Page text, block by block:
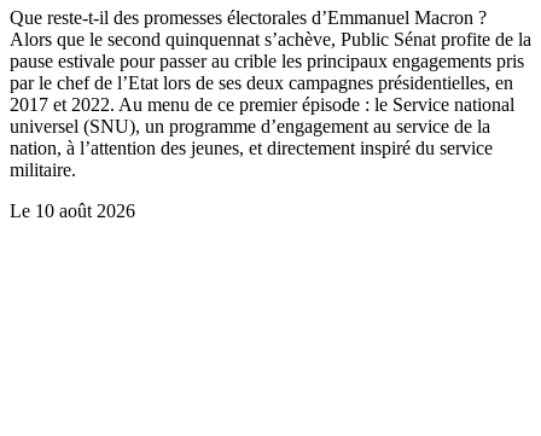
Que reste-t-il des promesses électorales d’Emmanuel Macron ?
Alors que le second quinquennat s’achève, Public Sénat profite de la
pause estivale pour passer au crible les principaux engagements pris
par le chef de l’Etat lors de ses deux campagnes présidentielles, en
2017 et 2022. Au menu de ce premier épisode : le Service national
universel (SNU), un programme d’engagement au service de la
nation, à l’attention des jeunes, et directement inspiré du service
militaire.
Le 10 août 2026